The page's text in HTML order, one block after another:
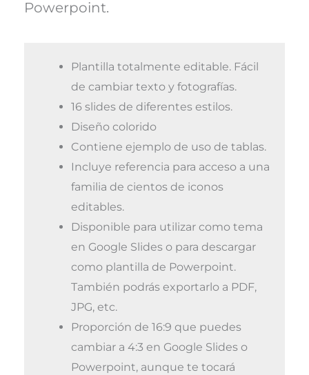
Powerpoint.
Plantilla totalmente editable. Fácil
de cambiar texto y fotografías.
16 slides de diferentes estilos.
Diseño colorido
Contiene ejemplo de uso de tablas.
Incluye referencia para acceso a una
familia de cientos de iconos
editables.
Disponible para utilizar como tema
en Google Slides o para descargar
como plantilla de Powerpoint.
También podrás exportarlo a PDF,
JPG, etc.
Proporción de 16:9 que puedes
cambiar a 4:3 en Google Slides o
Powerpoint, aunque te tocará